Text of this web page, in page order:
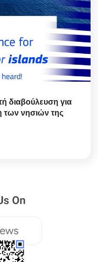
διαβούλευση για
των νησιών της